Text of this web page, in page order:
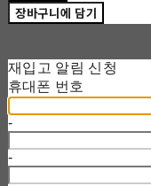
장바구니에 담기
재입고 알림 신청
휴대폰 번호
-
-